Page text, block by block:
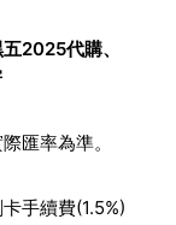
2025代購、
匯率為準。
手續費(1.5%)